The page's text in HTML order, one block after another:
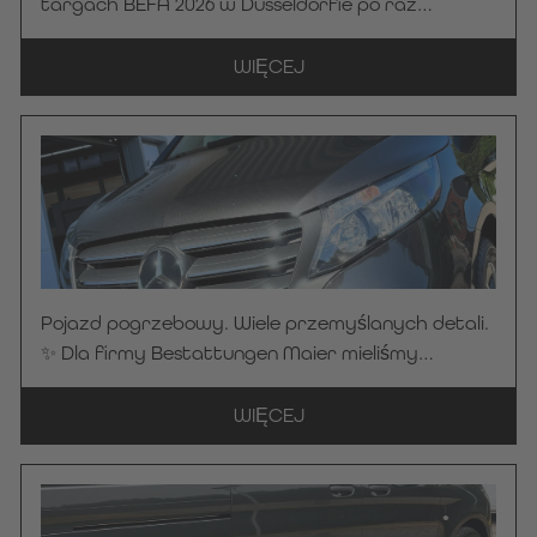
pierwszy zaprezentowano ten model Samochód
pogrzebowy wzorowany na Mercedes-Benz V
250 d w eleganckim kolorze czarnym
obsydianowym. Tam pojazd wzbudził
zainteresowanie zakładu pogrzebowego Streidt –
i szybko stało się jasne: ten pojazd ma w
przyszłości stać się częścią codziennej
eksploatacji. Teraz mieliśmy zaszczyt oficjalnie
przekazać ten wysokiej jakości pojazd Samochód
pogrzebowemu Streidt za zaufanie okazane
firmie KC Manufaktur by Steelworks. Życzymy
zawsze bezpiecznej i przyjemnej jazdy!
WIĘCEJ
Pojazd pogrzebowy. Wiele przemyślanych detali.
✨ Dla firmy Bestattungen Maier mieliśmy
zaszczyt wyprodukować i przekazać model „
Samochód pogrzebowy ” oparty na Mercedes-
Benz Vito 116 CDI Pro ALLRAD w kolorze
grafitowej szarości. Szczególną atrakcją jest
nasza indywidualnie zaprojektowana przegroda
WIĘCEJ